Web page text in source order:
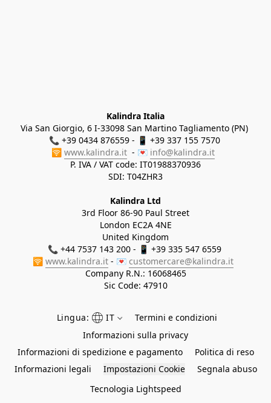
Kalindra Italia
Via San Giorgio, 6 I-33098 San Martino Tagliamento (PN)
📞 +39 0434 876559 - 📱 +39 337 155 7570
🛜 www.kalindra.it
  - 💌
info@kalindra.it
P. IVA / VAT code: IT01988370936
SDI: T04ZHR3
Kalindra Ltd
3rd Floor 86-90 Paul Street
London EC2A 4NE
United Kingdom
📞 +44 7537 143 200 - 📱 +39 335 547 6559
🛜 www.kalindra.it - 💌 customercare@kalindra.it
Company R.N.: 16068465
Sic Code: 47910
Lingua: IT
Termini e condizioni
Informazioni sulla privacy
Informazioni di spedizione e pagamento
Politica di reso
Informazioni legali
Impostazioni Cookie
Segnala abuso
Tecnologia Lightspeed